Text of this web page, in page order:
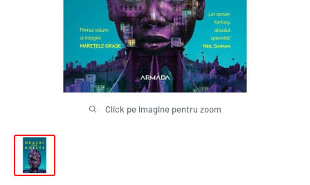
Click pe imagine pentru zoom